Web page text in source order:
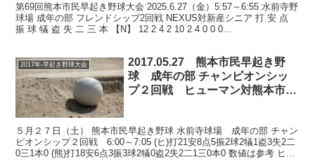
第69回熊本市民早起き野球大会 2025.6.27（金）5:57～6:55 水前寺野
球場 成年の部 フレンドシップ2回戦 NEXUS対新産シニア 打 安 点
振 球 犠 盗 失 二 三 本 【N】 12 2 4 2 10 2 4 0 0 0...
2017年-早起き野球大会
2017.05.27 熊本市民早起き野
球 成年の部 チャンピオンシッ
プ２回戦 ヒューマン対熊本市教
５月２７日（土） 熊本市民早起き野球 水前寺球場 成年の部 チャン
ピオンシップ２回戦 6:00～7:05 (ヒ)打21安8点5振2球2犠1盗3失2二
0三1本0 (熊)打18安6点3振3球2犠0盗2失2二1三0本0 数値は参考 ヒュ